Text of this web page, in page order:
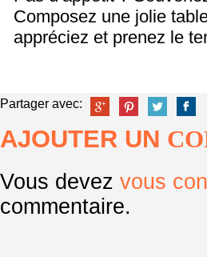
Composez une jolie
appréciez et prenez le
Partager avec:
AJOUTER UN
Vous devez vous
commentaire.